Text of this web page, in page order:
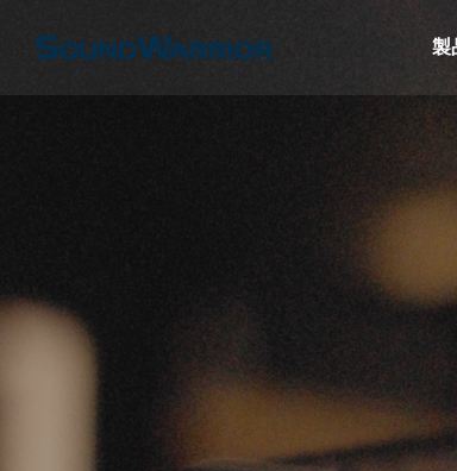
製
【SW-W1】薄型サブウーファーで構築